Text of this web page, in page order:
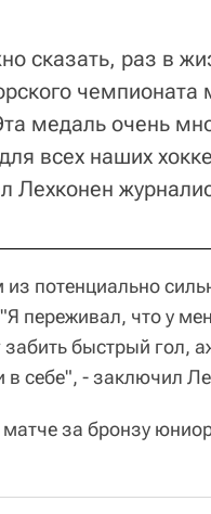
сказать, раз в
чемпионата
медаль очень
всех наших
Лехконен
потенциально
переживал, что у
забить быстрый гол,
в себе", - заключил
за бронзу